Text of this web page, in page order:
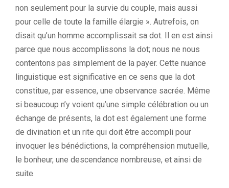
non seulement pour la survie du couple, mais aussi
pour celle de toute la famille élargie ». Autrefois, on
disait qu’un homme accomplissait sa dot. Il en est ainsi
parce que nous accomplissons la dot; nous ne nous
contentons pas simplement de la payer. Cette nuance
linguistique est significative en ce sens que la dot
constitue, par essence, une observance sacrée. Même
si beaucoup n’y voient qu’une simple célébration ou un
échange de présents, la dot est également une forme
de divination et un rite qui doit être accompli pour
invoquer les bénédictions, la compréhension mutuelle,
le bonheur, une descendance nombreuse, et ainsi de
suite.